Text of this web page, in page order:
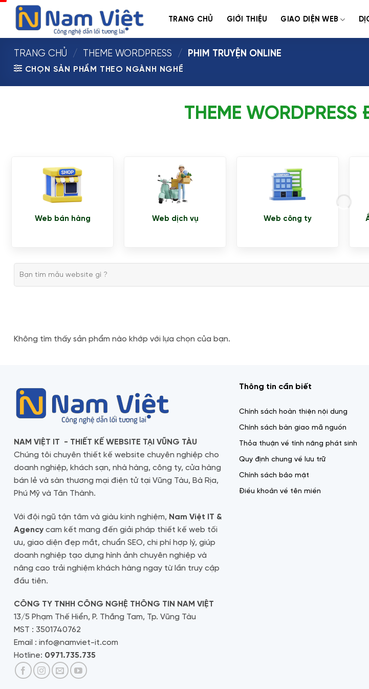
TRANG CHỦ GIỚI THIỆU GIAO DIỆN WEB
TRANG CHỦ / THEME WORDPRESS / PHIM TRUYỆN ONLINE
CHỌN SẢN PHẨM THEO NGÀNH NGHỀ
THEME WORDPRESS
Web bán hàng Web dịch vụ Web công ty
kiếm:
Không tìm thấy sản phẩm nào khớp với lựa chọn của bạn.
NAM VIỆT IT - THIẾT KẾ WEBSITE TẠI VŨNG TÀU
Chúng tôi chuyên thiết kế website chuyên nghiệp cho
doanh nghiệp, khách sạn, nhà hàng, công ty, cửa hàng
bán lẻ và sàn thương mại điện tử tại Vũng Tàu, Bà Rịa,
Phú Mỹ và Tân Thành.
Với đội ngũ tận tâm và giàu kinh nghiệm, Nam Việt IT &
Agency cam kết mang đến giải pháp thiết kế web tối
ưu, giao diện đẹp mắt, chuẩn SEO, chi phí hợp lý, giúp
doanh nghiệp tạo dựng hình ảnh chuyên nghiệp và
nâng cao trải nghiệm khách hàng ngay từ lần truy cập
đầu tiên.
CÔNG TY TNHH CÔNG NGHỆ THÔNG TIN NAM VIỆT
13/5 Phạm Thế Hiển, P. Thắng Tam, Tp. Vũng Tàu
MST : 3501740762
Email : info@namviet-it.com
Hotline: 0971.735.735
Thông tin cần biết
Chính sách hoàn thiện nội dung
Chính sách bàn giao mã nguồn
Thỏa thuận về tính năng phát sinh
Quy định chung về lưu trữ
Chính sách bảo mật
Điều khoản về tên miền